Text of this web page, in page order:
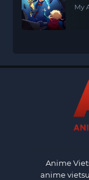
My
Anime
anime